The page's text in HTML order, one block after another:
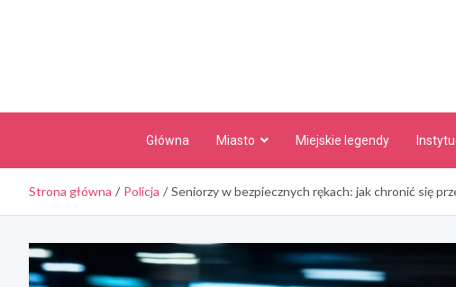
Główna Miasto Miejskie legendy
Strona główna Policja Seniorzy w bezpiecznych rękach: jak chronić się